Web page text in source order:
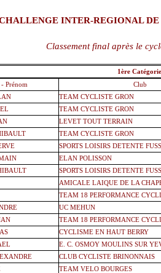
INTER-REGIONAL DE
Classement final après le
1ère Catégorie
Prénom Club
TEAM CYCLISTE GRON
TEAM CYCLISTE GRON
LEVET TOUT TERRAIN
TEAM CYCLISTE GRON
SPORTS LOISIRS DETENTE
ELAN POLISSON
SPORTS LOISIRS DETENTE
AMICALE LAIQUE DE LA
TEAM 18 PERFORMANCE
UC MEHUN
TEAM 18 PERFORMANCE
CYCLISME EN HAUT BERRY
E. C. OSMOY MOULINS SUR
CLUB CYCLISTE BRINONNAIS
TEAM VELO BOURGES